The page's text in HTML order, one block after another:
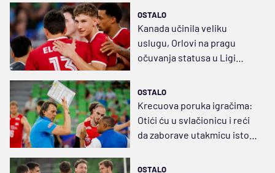
OSTALO
Kanada učinila veliku
uslugu, Orlovi na pragu
očuvanja statusa u Ligi
OSTALO
Krecuova poruka igračima:
Otići ću u svlačionicu i reći
da zaborave utakmicu istog
OSTALO